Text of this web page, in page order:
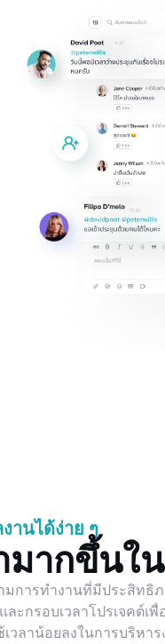
านได้ง่าย ๆ
มากขึ้น
มการทำงานที่มีประสิทธิ
ะกรอบเวลาโปรเจคต์เ
วลาน้อยลงในการบริหา